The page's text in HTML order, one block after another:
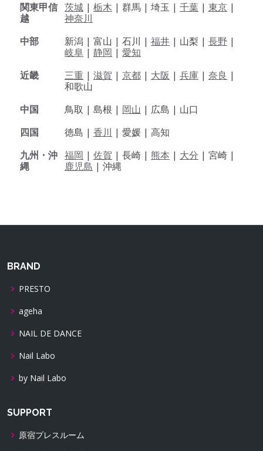
関東甲信
越
茨城 | 栃木 | 群馬 | 埼玉 | 千葉 | 東京 |
神奈川
中部
新潟 | 富山 | 石川 | 福井 | 山梨 | 長野 |
岐阜 | 静岡 | 愛知
近畿
三重 | 滋賀 | 京都 | 大阪 | 兵庫 | 奈良 |
和歌山
中国
鳥取 | 島根 | 岡山 | 広島 | 山口
四国
徳島 | 香川 | 愛媛 | 高知
九州・沖
縄
福岡 | 佐賀 | 長崎 | 熊本 | 大分 | 宮崎 |
鹿児島 | 沖縄
BRAND
PRESTO
ageha
NAIL DE DANCE
Nail Labo
by Nail Labo
SUPPORT
原宿プレスルーム